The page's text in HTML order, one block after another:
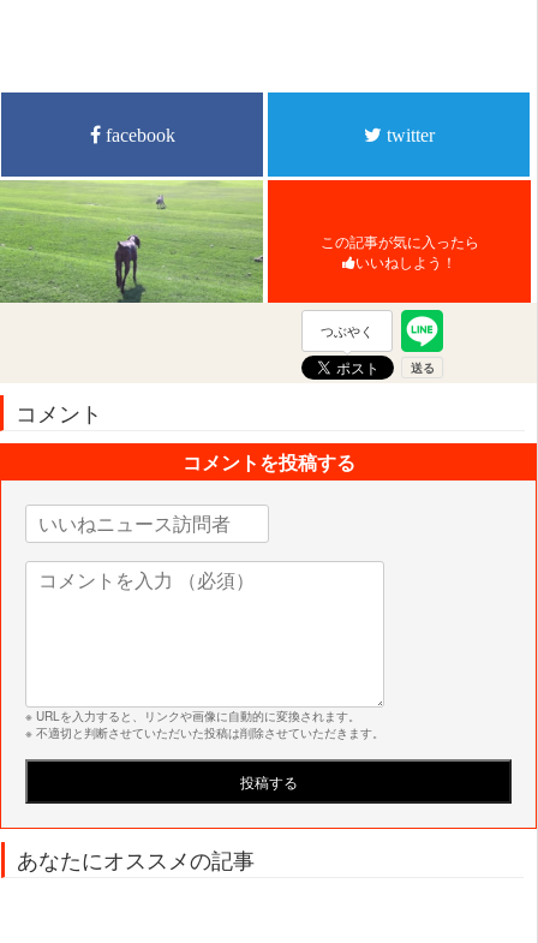
facebook twitter
この記事が気に入ったら
いいねしよう！
つぶやく
コメント
コメントを投稿する
※ URLを入力すると、リンクや画像に自動的に変換されます。
※ 不適切と判断させていただいた投稿は削除させていただきます。
あなたにオススメの記事